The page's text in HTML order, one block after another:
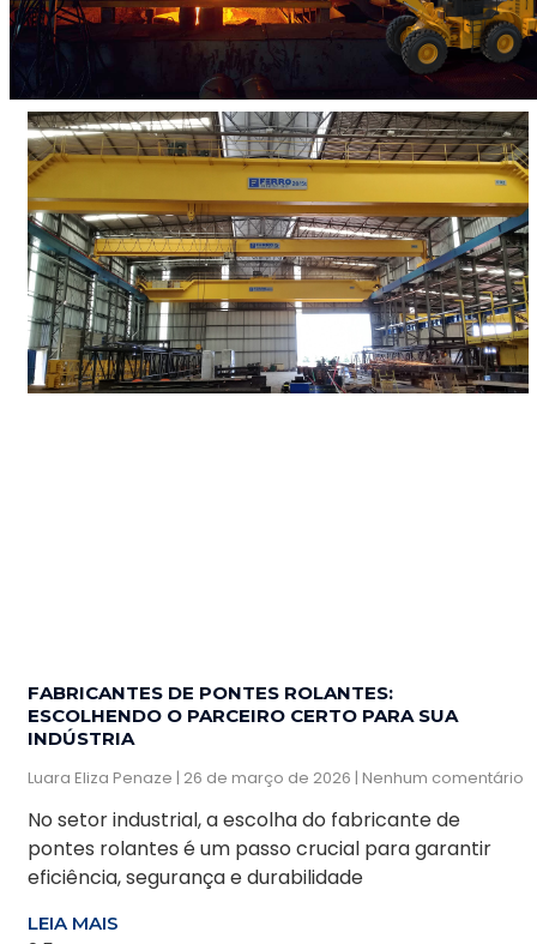
FABRICANTES DE PONTES ROLANTES:
ESCOLHENDO O PARCEIRO CERTO PARA SUA
INDÚSTRIA
Luara Eliza Penaze 26 de março de 2026 Nenhum comentário
No setor industrial, a escolha do fabricante de
pontes rolantes é um passo crucial para garantir
eficiência, segurança e durabilidade
LEIA MAIS